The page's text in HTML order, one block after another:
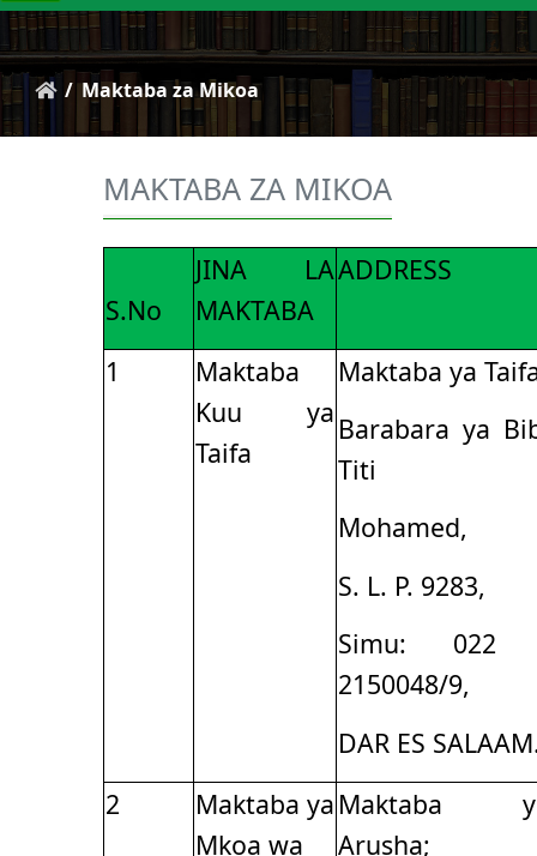
Maktaba za Mikoa
MAKTABA ZA MIKOA
S.No
JINA LA
MAKTABA
ADDRESS
1
Maktaba
Kuu ya
Taifa
Maktaba ya
Barabara ya
Titi
Mohamed,
S. L. P. 9283,
Simu: 022
2150048/9,
DAR ES
2
Maktaba ya
Mkoa wa
Maktaba
Arusha;